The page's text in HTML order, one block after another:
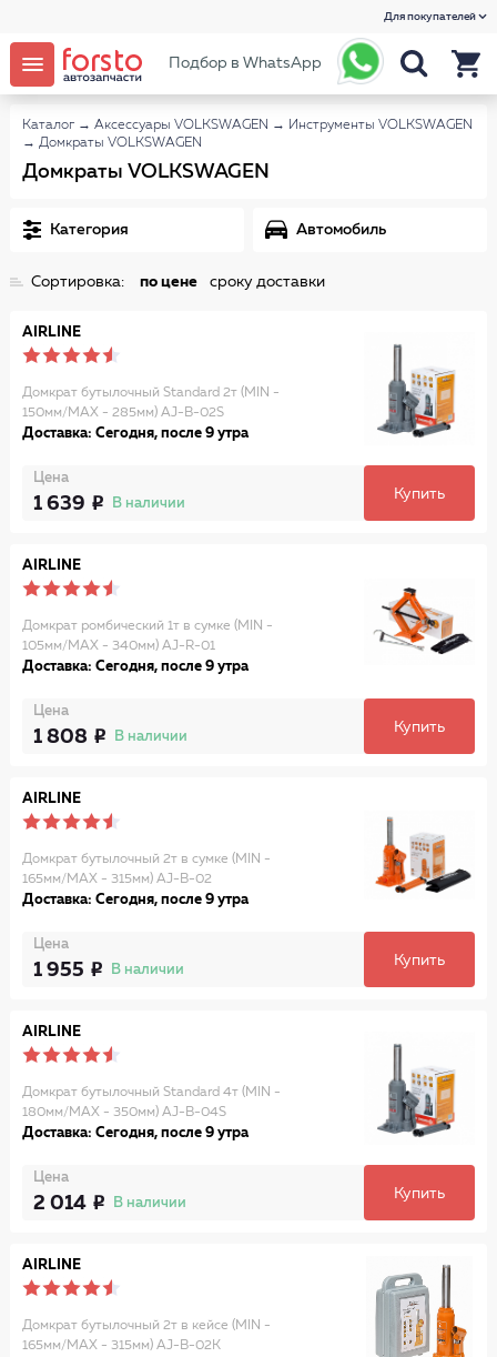
Для покупателей
Подбор в WhatsApp
Каталог → Аксессуары VOLKSWAGEN → Инструменты VOLKSWAGEN
→ Домкраты VOLKSWAGEN
Домкраты VOLKSWAGEN
Категория Автомобиль
Сортировка: по цене сроку доставки
AIRLINE
Домкрат бутылочный Standard 2т (MIN -
150мм/MAX - 285мм) AJ-B-02S
Доставка: Сегодня, после 9 утра
Цена
1 639 В наличии
Купить
AIRLINE
Домкрат ромбический 1т в сумке (MIN -
105мм/MAX - 340мм) AJ-R-01
Доставка: Сегодня, после 9 утра
Цена
1 808 В наличии
Купить
AIRLINE
Домкрат бутылочный 2т в сумке (MIN -
165мм/MAX - 315мм) AJ-B-02
Доставка: Сегодня, после 9 утра
Цена
1 955 В наличии
Купить
AIRLINE
Домкрат бутылочный Standard 4т (MIN -
180мм/MAX - 350мм) AJ-B-04S
Доставка: Сегодня, после 9 утра
Цена
2 014 В наличии
Купить
AIRLINE
Домкрат бутылочный 2т в кейсе (MIN -
165мм/MAX - 315мм) AJ-B-02K